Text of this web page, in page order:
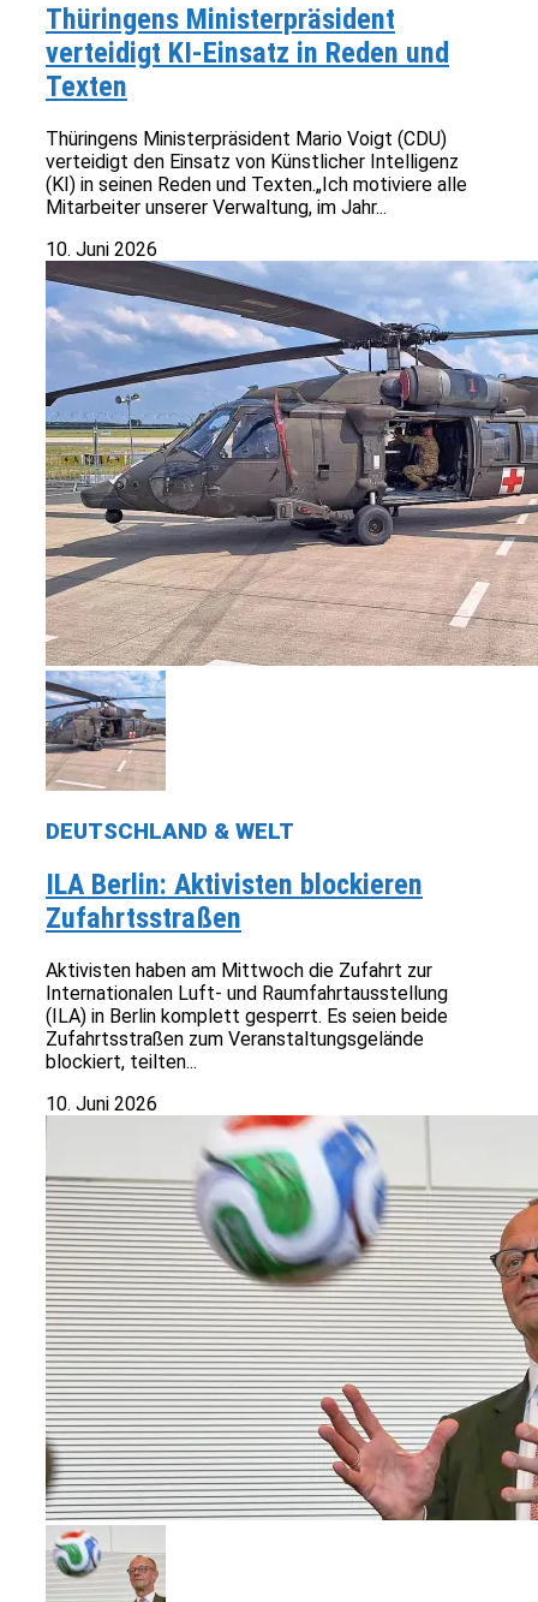
Thüringens Ministerpräsident
verteidigt KI-Einsatz in Reden und
Texten
Thüringens Ministerpräsident Mario Voigt (CDU)
verteidigt den Einsatz von Künstlicher Intelligenz
(KI) in seinen Reden und Texten.„Ich motiviere alle
Mitarbeiter unserer Verwaltung, im Jahr...
10. Juni 2026
DEUTSCHLAND & WELT
ILA Berlin: Aktivisten blockieren
Zufahrtsstraßen
Aktivisten haben am Mittwoch die Zufahrt zur
Internationalen Luft- und Raumfahrtausstellung
(ILA) in Berlin komplett gesperrt. Es seien beide
Zufahrtsstraßen zum Veranstaltungsgelände
blockiert, teilten...
10. Juni 2026